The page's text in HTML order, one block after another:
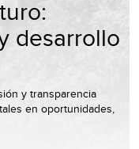
desarrollo
y transparencia
en oportunidades,